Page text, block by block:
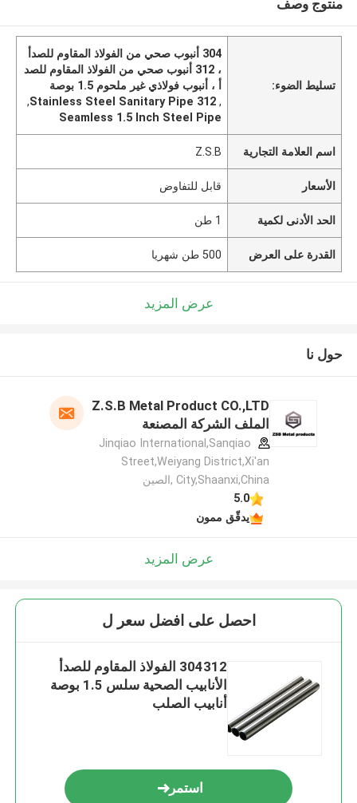
منتوج وصف
تسليط الضوء:
304 أنبوب صحي من الفولاذ المقاوم للصدأ
، 312 أنبوب صحي من الفولاذ المقاوم للصد
أ ، أنبوب فولاذي غير ملحوم 1.5 بوصة
,
312 Stainless Steel Sanitary Pipe
,
Seamless 1.5 Inch Steel Pipe
اسم العلامة التجارية Z.S.B
الأسعار قابل للتفاوض
الحد الأدنى لكمية 1 طن
القدرة على العرض 500 طن شهريا
عرض المزيد
حول نا
Z.S.B Metal Product CO.,LTD
الملف الشركة المصنعة
Jinqiao International,Sanqiao
Street,Weiyang District,Xi'an
City,Shaanxi,China ,الصين
5.0
يدقّق ممون
عرض المزيد
احصل على افضل سعر ل
304312 الفولاذ المقاوم للصدأ
الأنابيب الصحية سلس 1.5 بوصة
أنابيب الصلب
استمر